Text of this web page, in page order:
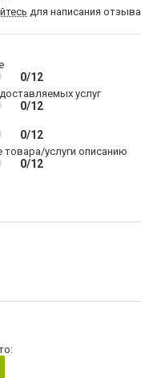
для написания отзыва
0/12
услуг
0/12
0/12
товара/услуги описанию
0/12